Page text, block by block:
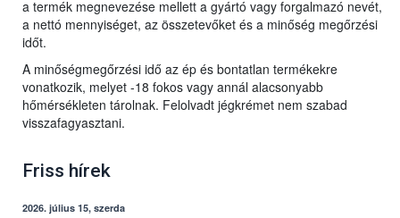
a termék megnevezése mellett a gyártó vagy forgalmazó nevét,
a nettó mennyiséget, az összetevőket és a minőség megőrzési
időt.
A minőségmegőrzési idő az ép és bontatlan termékekre
vonatkozik, melyet -18 fokos vagy annál alacsonyabb
hőmérsékleten tárolnak. Felolvadt jégkrémet nem szabad
visszafagyasztani.
Friss hírek
2026. július 15, szerda